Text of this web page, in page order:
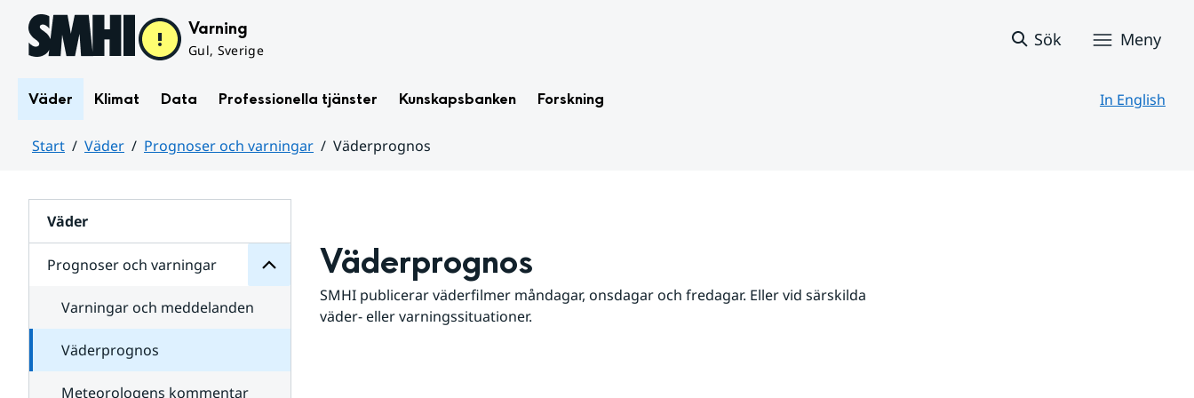
Hoppa till sidans innehåll Varning
Gul, Sverige
Sök Meny
Väder Klimat Data Professionella tjänster Kunskapsbanken Forskning In English
Start Väder Prognoser och varningar
Väderprognos
Väder
Prognoser och varningar
för
varningar
Varningar och meddelanden
Väderprognos
Meteorologens kommentar
Väderprognos
SMHI publicerar väderfilmer måndagar, onsdagar och fredagar. Eller vid särskilda
väder- eller varningssituationer.